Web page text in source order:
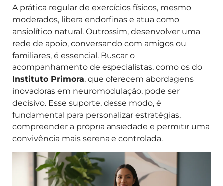
A prática regular de exercícios físicos, mesmo
moderados, libera endorfinas e atua como
ansiolítico natural. Outrossim, desenvolver uma
rede de apoio, conversando com amigos ou
familiares, é essencial. Buscar o
acompanhamento de especialistas, como os do
Instituto Primora, que oferecem abordagens
inovadoras em neuromodulação, pode ser
decisivo. Esse suporte, desse modo, é
fundamental para personalizar estratégias,
compreender a própria ansiedade e permitir uma
convivência mais serena e controlada.